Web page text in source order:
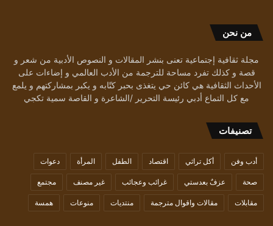
من نحن
مجلة ثقافية إجتماعية تعنى بنشر المقالات و النصوص الأدبية من شعر و
قصة و كذلك تفرد مساحة للترجمة من الأدب العالمي و إضاءات على
الأحداث الثقافية هي كائن حي يتغذى بحبر كتّابه و يكبر بمشاركتهم و يلمع
مع كل التماع أدبي رئيسة التحرير /الشاعرة و القاصة سمية تكجي
تصنيفات
أدب وفن أكل تراثي اقتصاد الطفل المرأة دعوات
صحة عزفٌ بعدستي غرائب وعجائب غير مصنف مجتمع
مقابلات مقالات واقوال مترجمة منتديات منوعات همسة